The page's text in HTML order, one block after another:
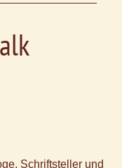
Schriftsteller und